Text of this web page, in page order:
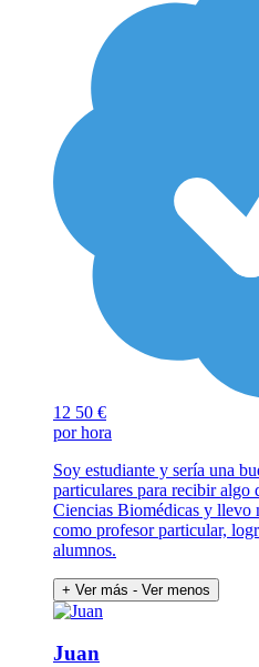
12 50 €
por hora
Soy estudiante y sería una
particulares para recibir
Ciencias Biomédicas y llevo
como profesor particular,
alumnos.
+ Ver más - Ver menos
Juan